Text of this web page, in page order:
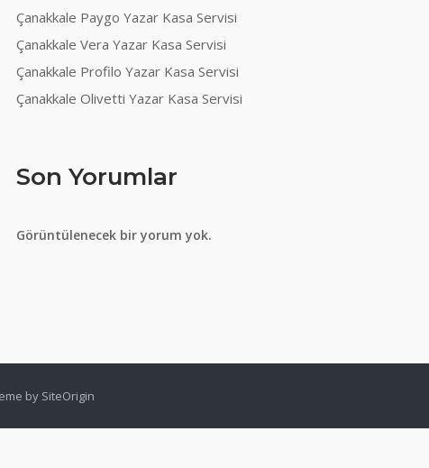
Çanakkale Paygo Yazar Kasa Servisi
Çanakkale Vera Yazar Kasa Servisi
Çanakkale Profilo Yazar Kasa Servisi
Çanakkale Olivetti Yazar Kasa Servisi
Son Yorumlar
Görüntülenecek bir yorum yok.
by SiteOrigin